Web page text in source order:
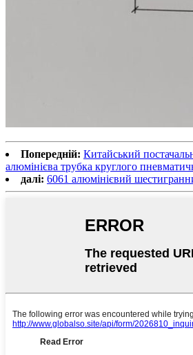
Попередній: Китайський
алюмінієва трубка круглого
далі: 6061 алюмінієвий